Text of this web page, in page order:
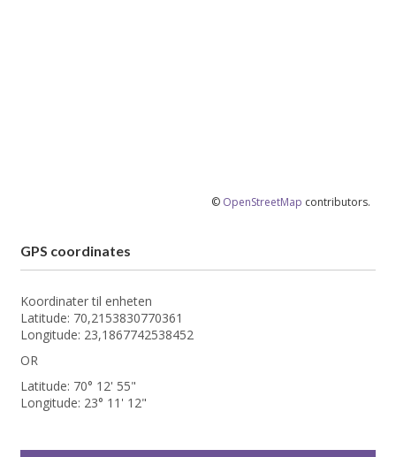
© OpenStreetMap contributors.
GPS coordinates
Koordinater til enheten
Latitude: 70,2153830770361
Longitude: 23,1867742538452
OR
Latitude: 70° 12' 55"
Longitude: 23° 11' 12"